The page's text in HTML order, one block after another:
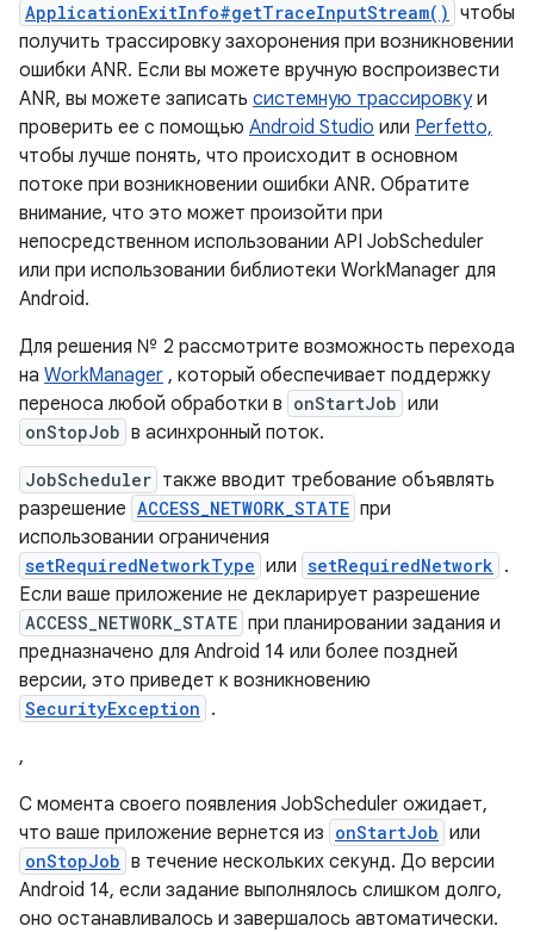
ApplicationExitInfo#getTraceInputStream() чтобы
получить трассировку захоронения при возникновении
ошибки ANR. Если вы можете вручную воспроизвести
ANR, вы можете записать системную трассировкуи
проверить ее с помощью Android Studio или Perfetto,
чтобы лучше понять, что происходит в основном
потоке при возникновении ошибки ANR. Обратите
внимание, что это может произойти при
непосредственном использовании API JobScheduler
или при использовании библиотеки WorkManager для
Android.
Для решения № 2 рассмотрите возможность перехода
на WorkManager , который обеспечивает поддержку
переноса любой обработки в onStartJob или
onStopJob в асинхронный поток.
JobScheduler также вводит требование объявлять
разрешение ACCESS_NETWORK_STATE при
использовании ограничения
setRequiredNetworkType или setRequiredNetwork .
Если ваше приложение не декларирует разрешение
ACCESS_NETWORK_STATE при планировании задания и
предназначено для Android 14 или более поздней
версии, это приведет к возникновению
SecurityException .
,
С момента своего появления JobScheduler ожидает,
что ваше приложение вернется из onStartJob или
onStopJob в течение нескольких секунд. До версии
Android 14, если задание выполнялось слишком долго,
оно останавливалось и завершалось автоматически.